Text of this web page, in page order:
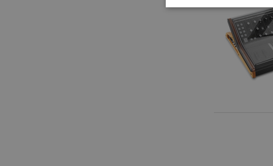
Strikt
noodzakelijk
Strikt
Zonder strikt